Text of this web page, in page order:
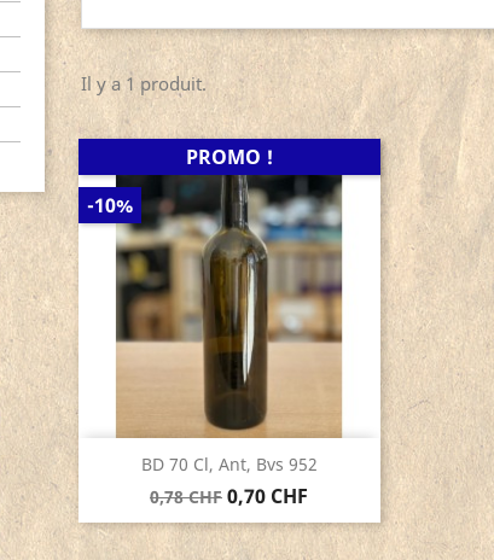
Il y a 1 produit.
BD 70 Cl, Ant, Bvs 952
0,78 CHF 0,70 CHF
PROMO !
-10%
Aperçu rapide